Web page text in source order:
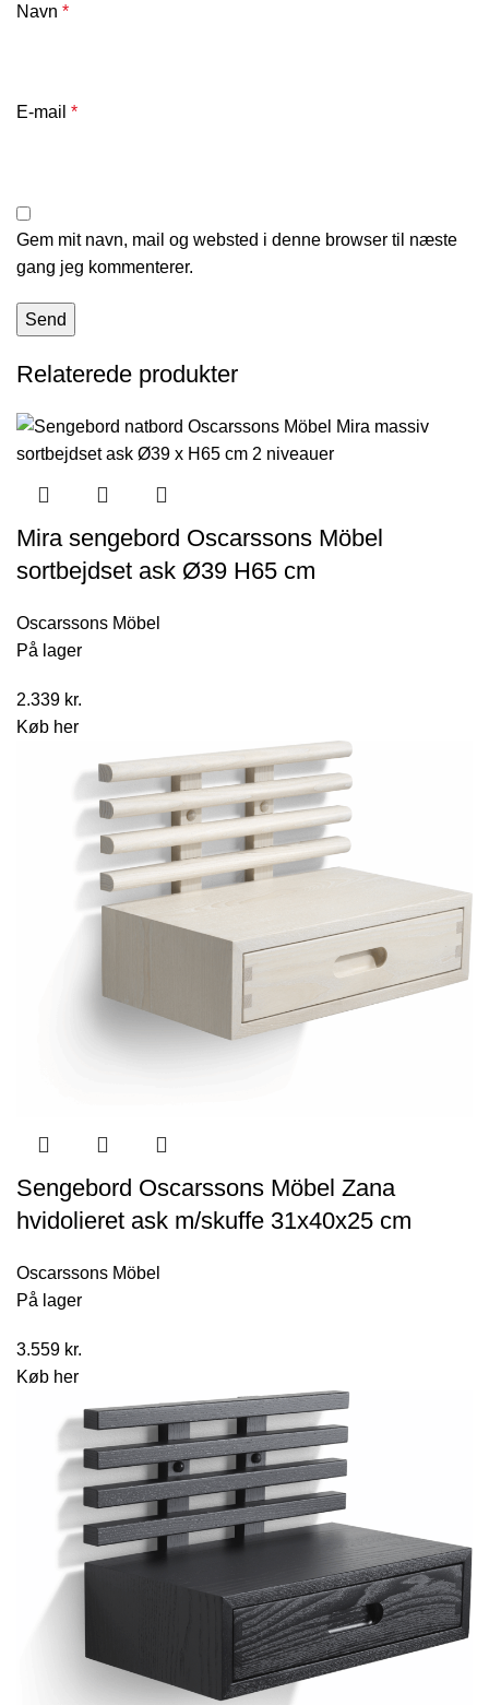
Navn *
E-mail *
Gem mit navn, mail og websted i denne browser til næste
gang jeg kommenterer.
Relaterede produkter
Mira sengebord Oscarssons Möbel
sortbejdset ask Ø39 H65 cm
Oscarssons Möbel
På lager
2.339 kr.
Køb her
Sengebord Oscarssons Möbel Zana
hvidolieret ask m/skuffe 31x40x25 cm
Oscarssons Möbel
På lager
3.559 kr.
Køb her